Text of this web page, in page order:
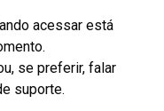
acessar está
se preferir, falar
suporte.